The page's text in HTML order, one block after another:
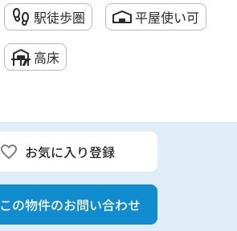
駅徒歩圏 平屋使い可
高床
お気に入り登録
この物件のお問い合わせ